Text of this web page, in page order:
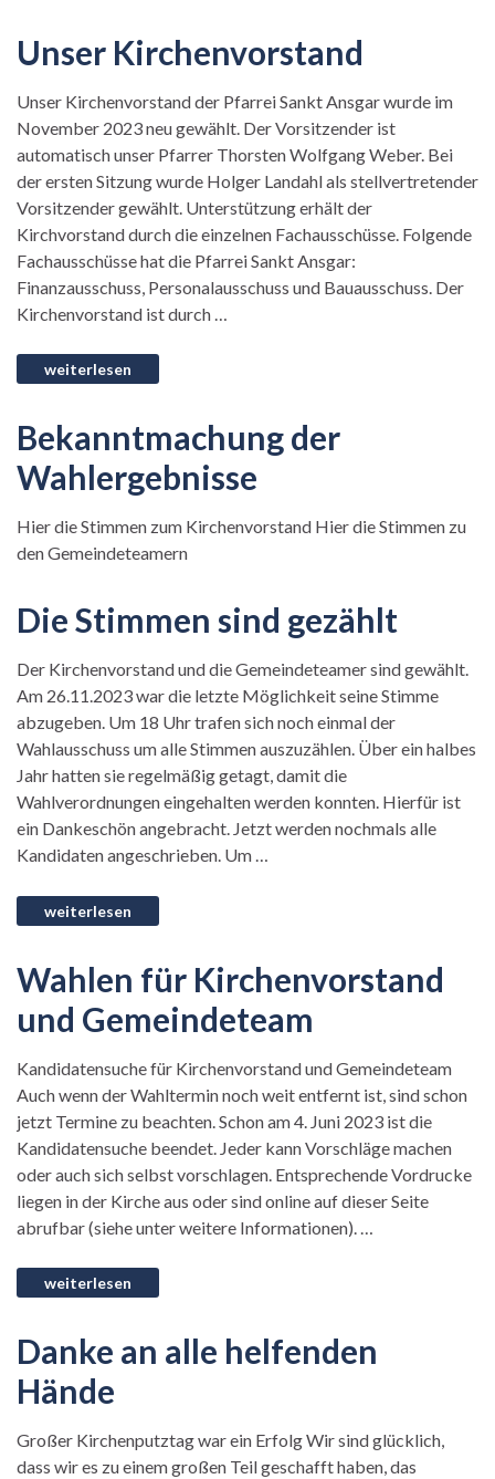
Unser Kirchenvorstand
Unser Kirchenvorstand der Pfarrei Sankt Ansgar wurde im
November 2023 neu gewählt. Der Vorsitzender ist
automatisch unser Pfarrer Thorsten Wolfgang Weber. Bei
der ersten Sitzung wurde Holger Landahl als stellvertretender
Vorsitzender gewählt. Unterstützung erhält der
Kirchvorstand durch die einzelnen Fachausschüsse. Folgende
Fachausschüsse hat die Pfarrei Sankt Ansgar:
Finanzausschuss, Personalausschuss und Bauausschuss. Der
Kirchenvorstand ist durch …
Bekanntmachung der
Wahlergebnisse
Hier die Stimmen zum Kirchenvorstand Hier die Stimmen zu
den Gemeindeteamern
Die Stimmen sind gezählt
Der Kirchenvorstand und die Gemeindeteamer sind gewählt.
Am 26.11.2023 war die letzte Möglichkeit seine Stimme
abzugeben. Um 18 Uhr trafen sich noch einmal der
Wahlausschuss um alle Stimmen auszuzählen. Über ein halbes
Jahr hatten sie regelmäßig getagt, damit die
Wahlverordnungen eingehalten werden konnten. Hierfür ist
ein Dankeschön angebracht. Jetzt werden nochmals alle
Kandidaten angeschrieben. Um …
Wahlen für Kirchenvorstand
und Gemeindeteam
Kandidatensuche für Kirchenvorstand und Gemeindeteam
Auch wenn der Wahltermin noch weit entfernt ist, sind schon
jetzt Termine zu beachten. Schon am 4. Juni 2023 ist die
Kandidatensuche beendet. Jeder kann Vorschläge machen
oder auch sich selbst vorschlagen. Entsprechende Vordrucke
liegen in der Kirche aus oder sind online auf dieser Seite
abrufbar (siehe unter weitere Informationen). …
Danke an alle helfenden
Hände
Großer Kirchenputztag war ein Erfolg Wir sind glücklich,
dass wir es zu einem großen Teil geschafft haben, das